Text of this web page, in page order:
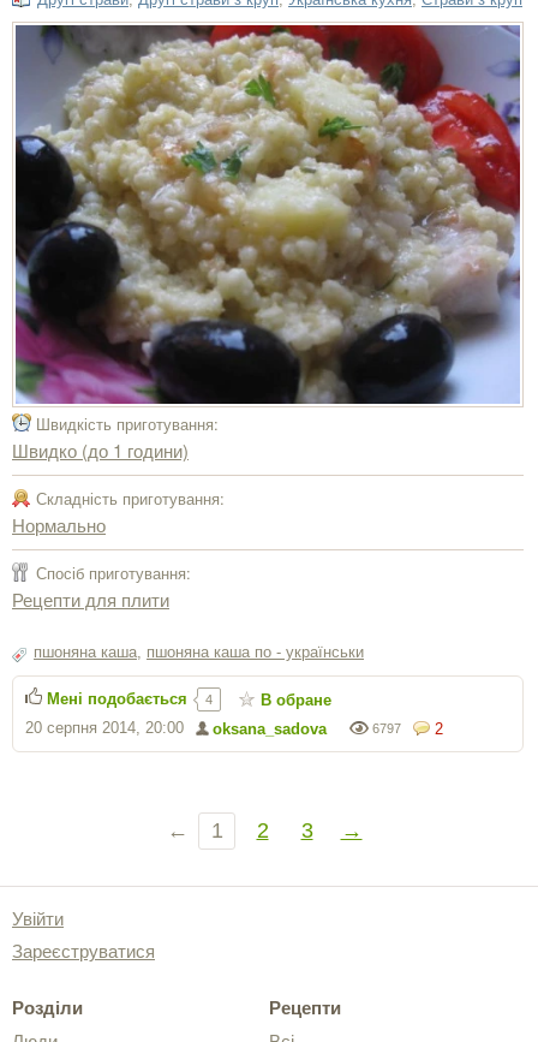
Швидкість приготування:
Швидко (до 1 години)
Складність приготування:
Нормально
Спосіб приготування:
Рецепти для плити
пшоняна каша, пшоняна каша по - українськи
2
6797
oksana_sadova
20 серпня 2014, 20:00
Мені подобається 4 В обране
← 1 2 3 →
Увійти
Зареєструватися
Розділи
Рецепти